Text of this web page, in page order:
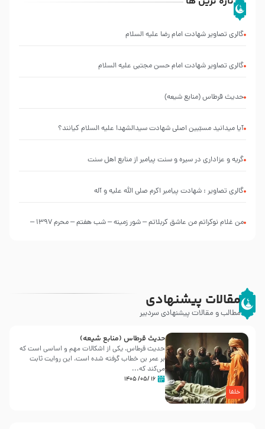
گالری تصاویر شهادت امام رضا علیه السلام
گالری تصاویر شهادت امام حسن مجتبی علیه السلام
حدیث قرطاس (منابع شیعه)
آیا میدانید مسبّبین اصلی شهادت سیدالشهدا علیه ‌السلام کیانند؟
گریه و عزاداری در سیره و سنت پیامبر از منابع اهل سنت
گالری تصاویر : شهادت پیامبر اکرم صلی الله علیه و آله
من غلام نوکراتم من عاشق کربلاتم – شور زمینه – شب هفتم – محرم 1397 –
مقالات پیشنهادی
مطالب و مقالات پیشنهادی سردبیر
خلفا
حدیث قرطاس (منابع شیعه)
حدیث قرطاس، یکی از اشکالات مهم و اساسی است که
بر عمر بن خطاب گرفته شده است، این روایت ثابت
می‌کند که...
۱۶ /۰۵/ ۱۴۰۵